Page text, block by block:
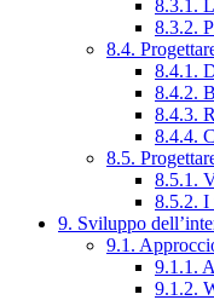
8.3.1.
8.3.2.
8.4.
8.4.1.
8.4.2.
8.4.3.
8.4.4.
8.5.
8.5.1.
8.5.2. I
9. Sviluppo
9.1.
9.1.1.
9.1.2.